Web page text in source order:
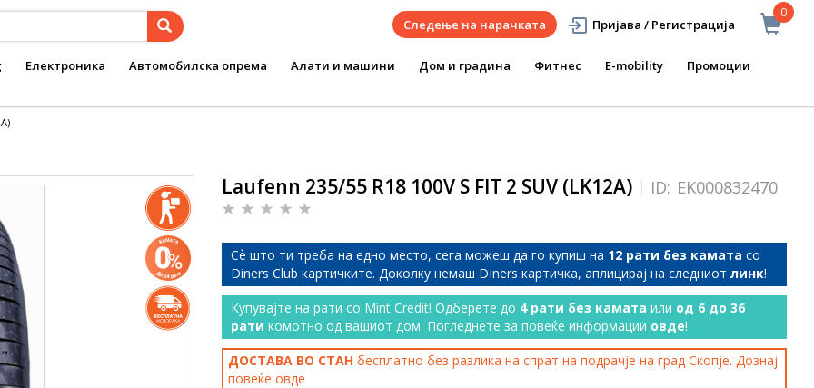
0
Следење на нарачката Пријава / Регистрација
Електроника Автомобилска опрема Алати и машини Дом и градина Фитнес E-mobility Промоции
Laufenn 235/55 R18 100V S FIT 2 SUV (LK12A) ID: EK000832470
Сѐ што ти треба на едно место, сега можеш да го купиш на 12 рати без камата со
Diners Club картичките. Доколку немаш DIners картичка, аплицирај на следниот линк!
Купувајте на рати со Mint Credit! Одберете до 4 рати без камата или од 6 до 36
рати комотно од вашиот дом. Погледнете за повеќе информации овде!
ДОСТАВА ВО СТАН бесплатно без разлика на спрат на подрачје на град Скопје. Дознај
повеќе овде